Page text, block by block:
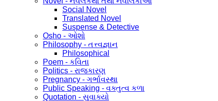
Social Novel
Translated Novel
Suspense & Detective
Osho - ઓશો
Philosophy - તત્ત્વજ્ઞાન
Philosophical
Poem - કવિતા
Politics - રાજકારણ
Pregnancy - ગર્ભાવસ્થા
Public Speaking - વક્તુત્વ કળા
Quotation - સુવાક્યો